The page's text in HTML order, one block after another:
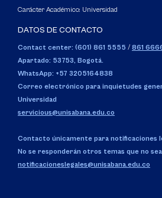
Carácter Académico: Universidad
DATOS DE CONTACTO
Contact center: (601) 861 5555 / 861
Apartado: 53753, Bogotá.
WhatsApp: +57 3205164838
Correo electrónico para inquietudes
Universidad
servicious@unisabana.edu.co
Contacto únicamente para notificaciones
No se responderán otros temas que no
notificacioneslegales@unisabana.edu.co